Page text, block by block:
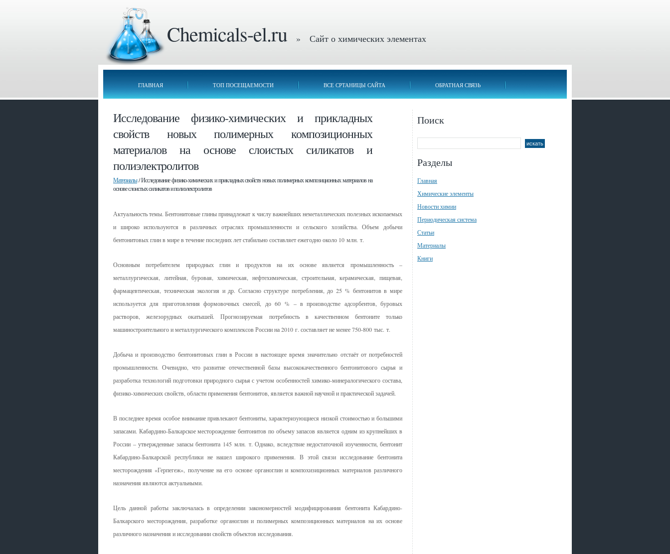
Chemicals-el.ru » Сайт о химических элементах
ГЛАВНАЯ ТОП ПОСЕЩАЕМОСТИ ВСЕ СРТАНИЦЫ САЙТА ОБРАТНАЯ СВЯЗЬ
Исследование физико-химических и прикладных
свойств новых полимерных композиционных
материалов на основе слоистых силикатов и
полиэлектролитов
Материалы/ Исследование физико-химических и прикладных свойств новых полимерных композиционных материалов на
основе слоистых силикатов и полиэлектролитов
Актуальность темы. Бентонитовые глины принадлежат к числу важнейших неметаллических полезных ископаемых
и широко используются в различных отраслях промышленности и сельского хозяйства. Объем добычи
бентонитовых глин в мире в течение последних лет стабильно составляет ежегодно около 10 млн. т.
Основным потребителем природных глин и продуктов на их основе является промышленность –
металлургическая, литейная, буровая, химическая, нефтехимическая, строительная, керамическая, пищевая,
фармацевтическая, техническая экология и др. Согласно структуре потребления, до 25 % бентонитов в мире
используется для приготовления формовочных смесей, до 60 % – в производстве адсорбентов, буровых
растворов, железорудных окатышей. Прогнозируемая потребность в качественном бентоните только
машиностроительного и металлургического комплексов России на 2010 г. составляет не менее 750‑800 тыс. т.
Добыча и производство бентонитовых глин в России в настоящее время значительно отстаёт от потребностей
промышленности. Очевидно, что развитие отечественной базы высококачественного бентонитового сырья и
разработка технологий подготовки природного сырья с учетом особенностей химико-минералогического состава,
физико-химических свойств, области применения бентонитов, является важной научной и практической задачей.
В последнее время особое внимание привлекают бентониты, характеризующиеся низкой стоимостью и большими
запасами. Кабардино-Балкарское месторождение бентонитов по объему запасов является одним из крупнейших в
России – утвержденные запасы бентонита 145 млн. т. Однако, вследствие недостаточной изученности, бентонит
Кабардино-Балкарской республики не нашел широкого применения. В этой связи исследование бентонита
месторождения «Герпегеж», получение на его основе органоглин и компохизиционных материалов различного
назначения являются актуальными.
Цель данной работы заключалась в определении закономерностей модифицирования бентонита Кабардино-
Балкарского месторождения, разработке органоглин и полимерных композиционных материалов на их основе
различного назначения и исследовании свойств объектов исследования.
Поиск
Разделы
Главная
Химические элементы
Новости химии
Периодическая система
Статьи
Материалы
Книги